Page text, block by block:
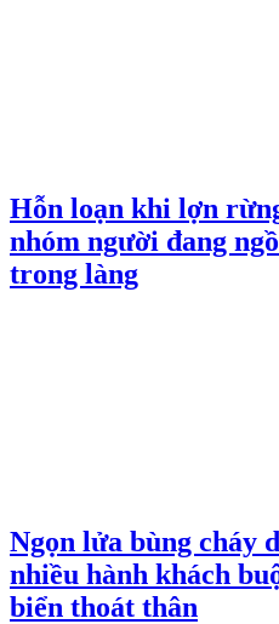
Hỗn loạn khi lợn
nhóm người đang
trong làng
Ngọn lửa bùng cháy
nhiều hành khách
biển thoát thân